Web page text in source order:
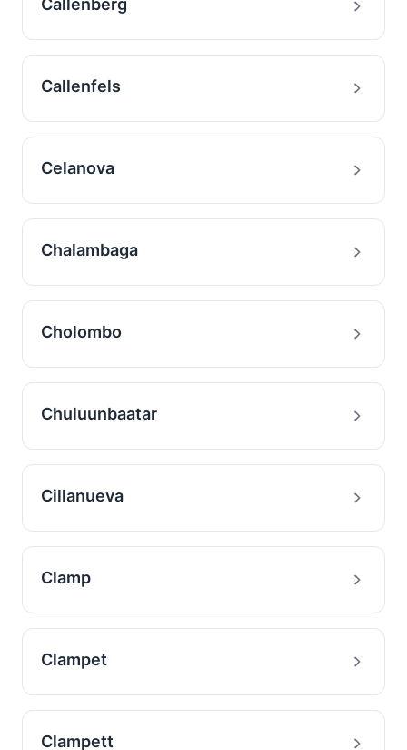
Callenberg
Callenfels
Celanova
Chalambaga
Cholombo
Chuluunbaatar
Cillanueva
Clamp
Clampet
Clampett